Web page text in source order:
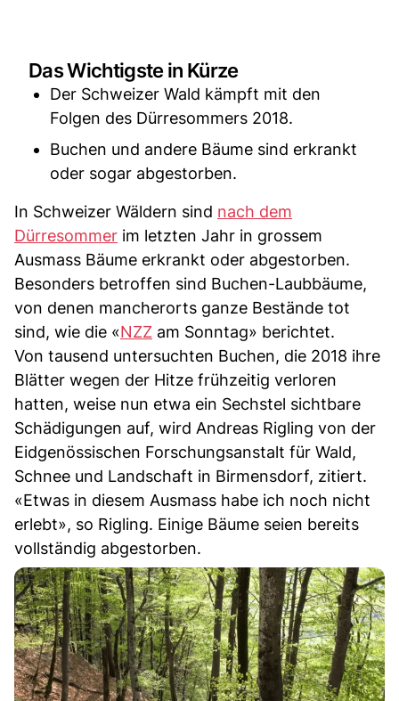
Das Wichtigste in Kürze
Der Schweizer Wald kämpft mit den
Folgen des Dürresommers 2018.
Buchen und andere Bäume sind erkrankt
oder sogar abgestorben.
In Schweizer Wäldern sind nach dem
Dürresommer im letzten Jahr in grossem
Ausmass Bäume erkrankt oder abgestorben.
Besonders betroffen sind Buchen-Laubbäume,
von denen mancherorts ganze Bestände tot
sind, wie die «NZZ am Sonntag» berichtet.
Von tausend untersuchten Buchen, die 2018 ihre
Blätter wegen der Hitze frühzeitig verloren
hatten, weise nun etwa ein Sechstel sichtbare
Schädigungen auf, wird Andreas Rigling von der
Eidgenössischen Forschungsanstalt für Wald,
Schnee und Landschaft in Birmensdorf, zitiert.
«Etwas in diesem Ausmass habe ich noch nicht
erlebt», so Rigling. Einige Bäume seien bereits
vollständig abgestorben.